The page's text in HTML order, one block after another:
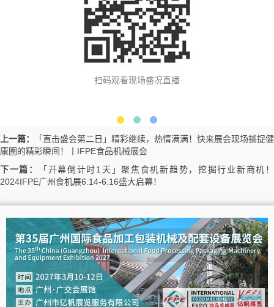
扫码观看现场盛况直播
上一篇：
「直击盛会第二日」精彩继续，热情满满！快来展会现场捕捉健
康圈的精彩瞬间！丨IFPE食品机械展会
下一篇：
「开幕倒计时1天」聚焦食机新趋势，挖掘行业新商机！
2024IFPE广州食机展6.14-6.16盛大启幕！